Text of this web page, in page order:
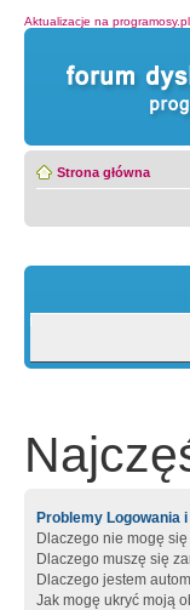
Aktualizacje na programosy.pl
Strona główna
Problemy Logowania
Dlaczego nie mogę
Dlaczego muszę się
Dlaczego jestem
Jak mogę ukryć moją